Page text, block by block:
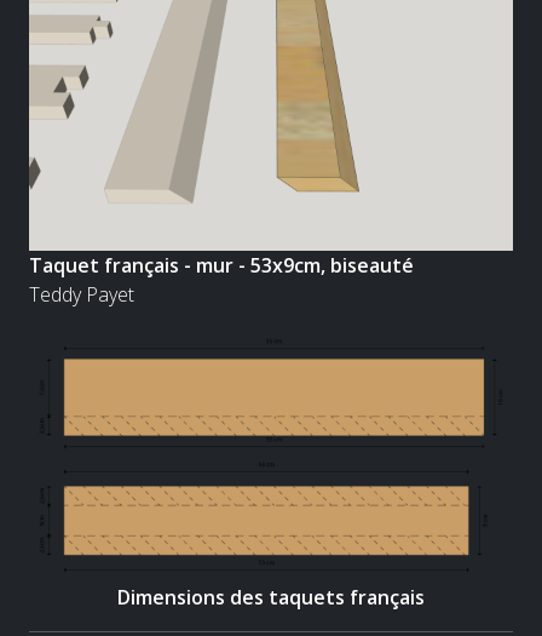
Taquet français - mur - 53x9cm, biseauté
Teddy Payet
Dimensions des taquets français